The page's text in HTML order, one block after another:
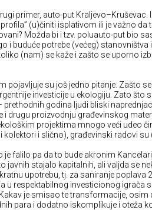
primer, auto-put
(u)činiti isplativom ili je važno
Možda bi i tzv. poluauto-put bio
i buduće potrebe (većeg) stanovništva
(nam) se kaže i zašto se uporno
pojavljuje su još jedno pitanje. Zašto
investicije u ekologiju. Zato što
prethodnih godina ljudi bliski
i drugu proizvodnju građevinskog
projektima mnogo veći udeo
kolektori i slično), građevinski radovi su
je falilo pa da to bude akronim
javnih stajalo kapitalnih, ali valjda se
upotrebu, tj. za saniranje
u respektabilnog investicionog igrača
je smisao te transformacije, osim
para i dodatno iskomplikuje i oteža